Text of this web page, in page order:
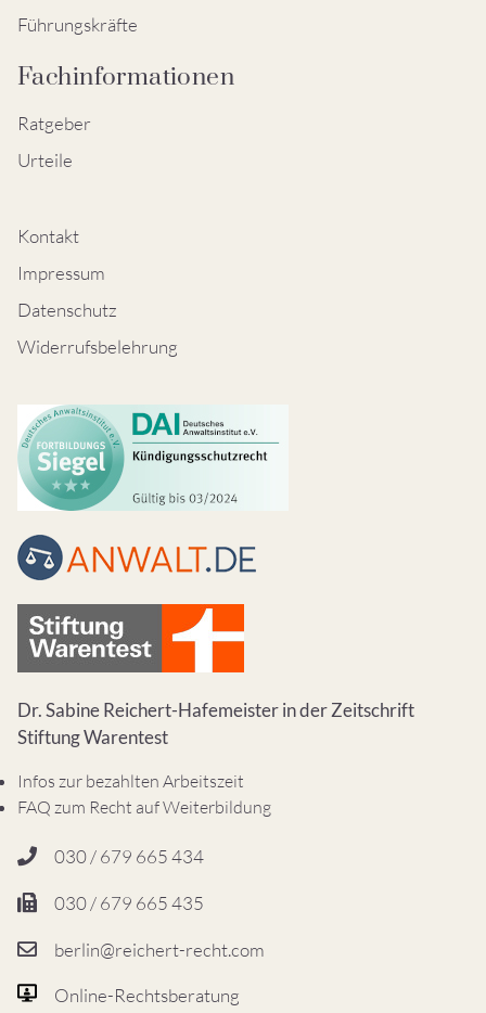
Führungskräfte
Fachinformationen
Ratgeber
Urteile
Kontakt
Impressum
Datenschutz
Widerrufsbelehrung
Dr. Sabine Reichert-Hafemeister in der Zeitschrift
Stiftung Warentest
Infos zur bezahlten Arbeitszeit
FAQ zum Recht auf Weiterbildung
030 / 679 665 434
030 / 679 665 435
berlin@reichert-recht.com
Online-Rechtsberatung